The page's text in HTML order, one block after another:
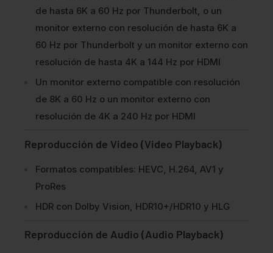
de hasta 6K a 60 Hz por Thunderbolt, o un
monitor externo con resolución de hasta 6K a
60 Hz por Thunderbolt y un monitor externo con
resolución de hasta 4K a 144 Hz por HDMI
Un monitor externo compatible con resolución
de 8K a 60 Hz o un monitor externo con
resolución de 4K a 240 Hz por HDMI
Reproducción de Video (Video Playback)
Formatos compatibles: HEVC, H.264, AV1 y
ProRes
HDR con Dolby Vision, HDR10+/HDR10 y HLG
Reproducción de Audio (Audio Playback)